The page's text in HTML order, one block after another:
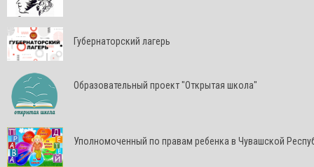
Губернаторский лагерь
Образовательный проект "Открытая школа"
Уполномоченный по правам ребенка в Чувашской